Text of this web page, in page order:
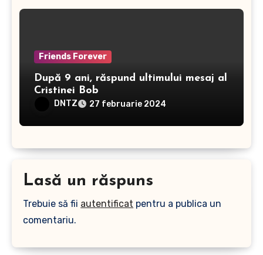
Friends Forever
După 9 ani, răspund ultimului mesaj al
Cristinei Bob
DNTZ 27 februarie 2024
Lasă un răspuns
Trebuie să fii autentificat pentru a publica un
comentariu.